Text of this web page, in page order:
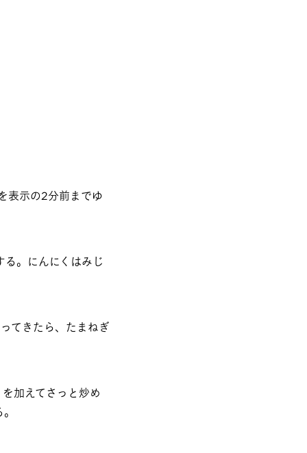
表示の2分前までゆ
る。にんにくはみじ
てきたら、たまねぎ
加えてさっと炒め